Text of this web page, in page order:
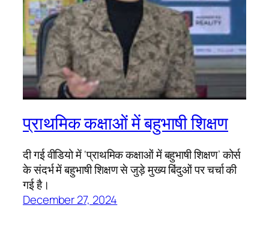
प्राथमिक कक्षाओं में बहुभाषी शिक्षण
दी गई वीडियो में ‘प्राथमिक कक्षाओं में बहुभाषी शिक्षण’ कोर्स
के संदर्भ में बहुभाषी शिक्षण से जुड़े मुख्य बिंदुओं पर चर्चा की
गई है।
December 27, 2024